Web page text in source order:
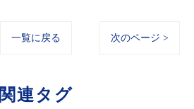
一覧に戻る 次のページ >
関連タグ